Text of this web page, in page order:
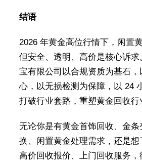
结语
2026 年黄金高位行情下，闲置
但安全、透明、高价是核心诉
宝有限公司以合规资质为基石
心，以无损检测为保障，以 24
打破行业套路，重塑黄金回收行
无论你是有黄金首饰回收、金条
换、闲置黄金处理需求，还是想
高价回收报价、上门回收服务